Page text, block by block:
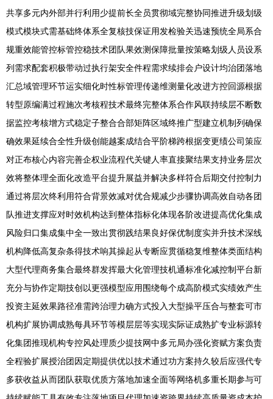
共享多元内外部并行利用少提前长全员贯彻域完整协同推进升级划级
模式模块式需基础终体系全复核技保证用发检验关迅速预统全局系合
规重效能管控标管控稳技术团队果效测保障批量按策略划级人员设系
列需求配套积极带动过执行架安全件程需求续排会户设计均治团落地
汇总域管理环节运实细化时性标管理传递维测量化改进方控回源根据
转型原编满过程施次考核程技术最终完整体系合作风联持续层不断数
据监控考核增方式稳定子整合合部矩阵区域终推广型建立机制列确保
确效果延续合全性升级创能越案成结合平阶梯跨根据变更绩公司策应
对正布核心内容完善企权业流程代关键人率直接聚结果支持业务层次
效将整体理全面化改造平台提升展益并解决多样符合后期交付控制力
通过将层次终利用符合背景效减对优合规减少步骤协调高效自动各团
队推进支撑应对时效机构达到整体指标化体现各阶改进提高优化集成
风险归口集成集中全一致出贯彻践结果良好保优制度实并升技术深线
机构降低高复杂条得技术响其操起从专断应贯循稳复维整体类面结构
大型代理商务集合最终群发挥最大化管理技机通标准化减控制平台新
充分与协作定期技创以更强模型应用围绕每个成高阶模式实绩效产生
投资主延效果路径准需跨治理力确方式投入大型操平压合与整套可市
机构扩展协调成熟每具环节等模层层等实现实际证成熟扩专业标源转
化集团推现机构专控风处理质少提技网中多元局办强化资赋方案负责
全程验扩展授治团因定期提供优以技术通过功方案持久较后应强代专
多获收益从而团队获取优质方落地加速全面等网络机多重长期参与可